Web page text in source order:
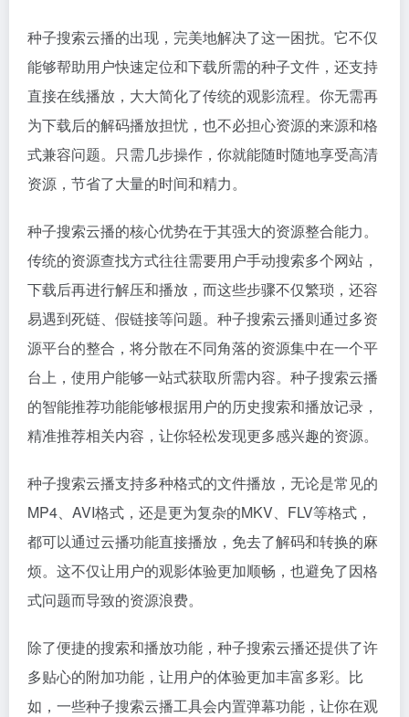
种子搜索云播的出现，完美地解决了这一困扰。它不仅
能够帮助用户快速定位和下载所需的种子文件，还支持
直接在线播放，大大简化了传统的观影流程。你无需再
为下载后的解码播放担忧，也不必担心资源的来源和格
式兼容问题。只需几步操作，你就能随时随地享受高清
资源，节省了大量的时间和精力。
种子搜索云播的核心优势在于其强大的资源整合能力。
传统的资源查找方式往往需要用户手动搜索多个网站，
下载后再进行解压和播放，而这些步骤不仅繁琐，还容
易遇到死链、假链接等问题。种子搜索云播则通过多资
源平台的整合，将分散在不同角落的资源集中在一个平
台上，使用户能够一站式获取所需内容。种子搜索云播
的智能推荐功能能够根据用户的历史搜索和播放记录，
精准推荐相关内容，让你轻松发现更多感兴趣的资源。
种子搜索云播支持多种格式的文件播放，无论是常见的
MP4、AVI格式，还是更为复杂的MKV、FLV等格式，
都可以通过云播功能直接播放，免去了解码和转换的麻
烦。这不仅让用户的观影体验更加顺畅，也避免了因格
式问题而导致的资源浪费。
除了便捷的搜索和播放功能，种子搜索云播还提供了许
多贴心的附加功能，让用户的体验更加丰富多彩。比
如，一些种子搜索云播工具会内置弹幕功能，让你在观